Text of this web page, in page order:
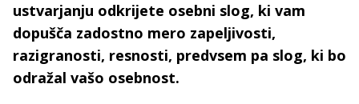
ustvarjanju odkrijete osebni slog, ki vam
dopušča zadostno mero zapeljivosti,
razigranosti, resnosti, predvsem pa slog, ki bo
odražal vašo osebnost.